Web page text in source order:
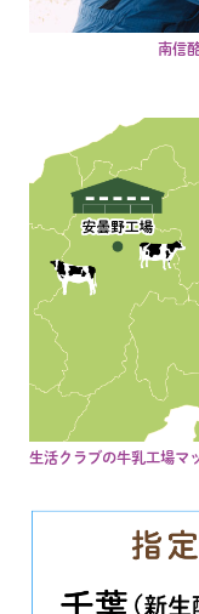
南信
生活クラブの牛乳工場マ